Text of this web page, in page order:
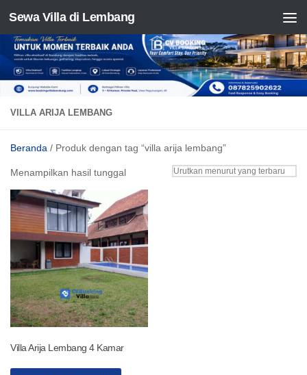
Skip to content
Sewa Villa di Lembang
VILLA ARIJA LEMBANG
Beranda / Produk dengan tag “villa arija lembang”
Menampilkan hasil tunggal
Villa Arija Lembang 4 Kamar